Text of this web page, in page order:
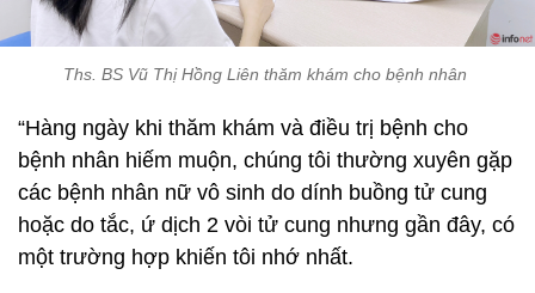
Ths. BS Vũ Thị Hồng Liên thăm khám cho bệnh nhân
“Hàng ngày khi thăm khám và điều trị bệnh cho
bệnh nhân hiếm muộn, chúng tôi thường xuyên gặp
các bệnh nhân nữ vô sinh do dính buồng tử cung
hoặc do tắc, ứ dịch 2 vòi tử cung nhưng gần đây, có
một trường hợp khiến tôi nhớ nhất.